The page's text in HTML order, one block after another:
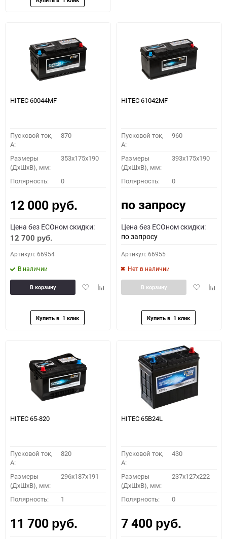
HITEC 60044MF
Пусковой ток,
A:
870
Размеры
(ДхШхВ), мм:
353x175x190
Полярность: 0
12 000 руб.
Цена без ECOном скидки:
12 700 руб.
Артикул: 66954
В наличии
ДобавитьДобавить
В корзину
HITEC 61042MF
Пусковой ток,
A:
960
Размеры
(ДхШхВ), мм:
393x175x190
Полярность: 0
по запросу
Цена без ECOном скидки:
по запросу
Артикул: 66955
Нет в наличии
Добавить
В корзину
HITEC 65-820
Пусковой ток,
A:
820
Размеры
(ДхШхВ), мм:
296х187х191
Полярность: 1
11 700 руб.
HITEC 65B24L
Пусковой ток,
A:
430
Размеры
(ДхШхВ), мм:
237x127x222
Полярность: 0
7 400 руб.